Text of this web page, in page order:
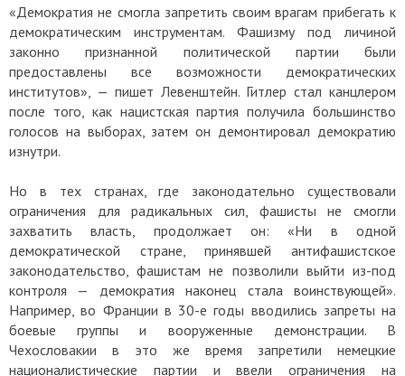
«Демократия не смогла запретить своим врагам прибегать к
демократическим инструментам. Фашизму под личиной
законно признанной политической партии были
предоставлены все возможности демократических
институтов», — пишет Левенштейн. Гитлер стал канцлером
после того, как нацистская партия получила большинство
голосов на выборах, затем он демонтировал демократию
изнутри.
Но в тех странах, где законодательно существовали
ограничения для радикальных сил, фашисты не смогли
захватить власть, продолжает он: «Ни в одной
демократической стране, принявшей антифашистское
законодательство, фашистам не позволили выйти из-под
контроля — демократия наконец стала воинствующей».
Например, во Франции в 30-е годы вводились запреты на
боевые группы и вооруженные демонстрации. В
Чехословакии в это же время запретили немецкие
националистические партии и ввели ограничения на